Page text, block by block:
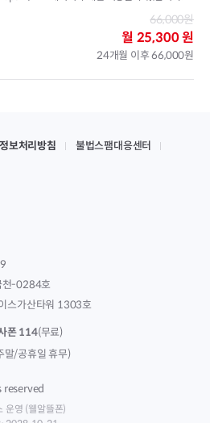
66,000원
월 25,300 원
24개월 이후 66,000원
보처리방침
불법스팸대응센터
천-0284호
스가산타워 1303호
폰 114(무료)
말/공휴일 휴무)
reserved
운영 (웰알뜰폰)